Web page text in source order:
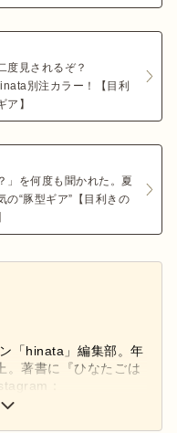
度見されるぞ？
別注カラー！【目利
ア】
」を何度も聞かれた。夏
の“豚型ギア”【目利きの
「hinata」編集部。年
。著書に『ひなたごは
：